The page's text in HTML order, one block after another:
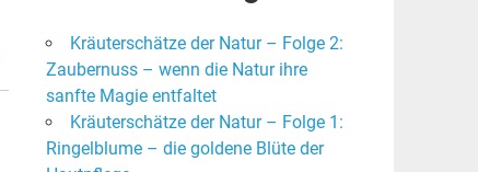
Kräuterschätze der Natur – Folge 2:
Zaubernuss – wenn die Natur ihre
sanfte Magie entfaltet
Kräuterschätze der Natur – Folge 1:
Ringelblume – die goldene Blüte der